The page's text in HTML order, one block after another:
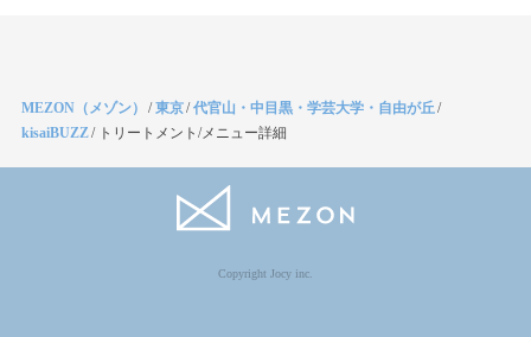
MEZON（メゾン） /東京/代官山・中目黒・学芸大学・自由が丘/
kisaiBUZZ/ トリートメント/メニュー詳細
Copyright Jocy inc.